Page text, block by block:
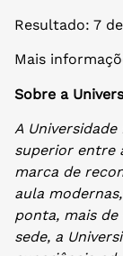
Resultado: 7
Mais
Sobre a
A
superior entre
marca de
aula
ponta, mais de
sede, a